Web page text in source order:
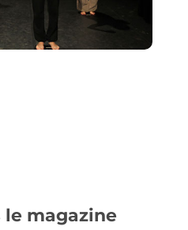
le magazine